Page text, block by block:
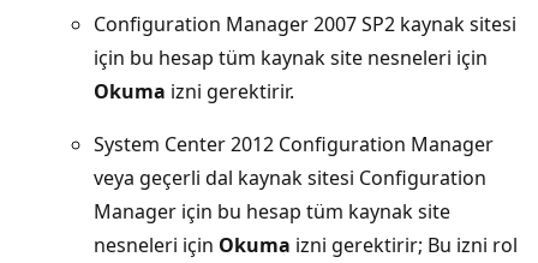
Configuration Manager 2007 SP2 kaynak sitesi
için bu hesap tüm kaynak site nesneleri için
Okuma izni gerektirir.
System Center 2012 Configuration Manager
veya geçerli dal kaynak sitesi Configuration
Manager için bu hesap tüm kaynak site
nesneleri için Okuma izni gerektirir; Bu izni rol